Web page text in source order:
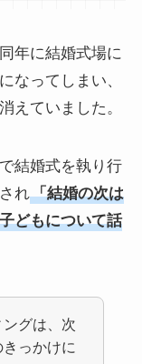
年に結婚式場に
なってしまい、
えていました。
結婚式を執り行
れ「結婚の次は
どもについて話
グは、次
っかけに